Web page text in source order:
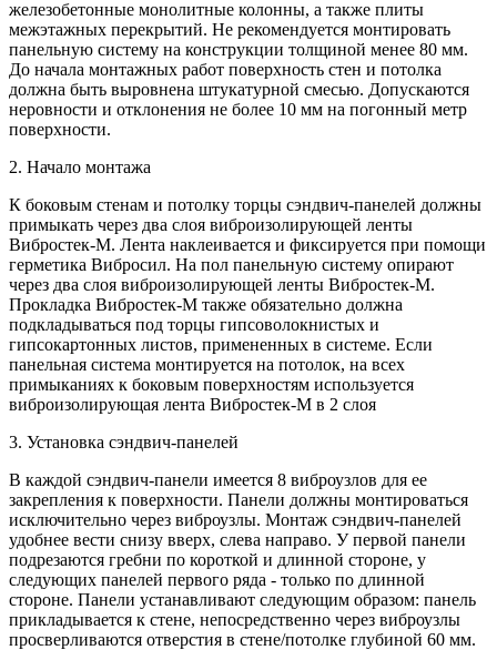
железобетонные монолитные колонны, а также плиты
межэтажных перекрытий. Не рекомендуется монтировать
панельную систему на конструкции толщиной менее 80 мм.
До начала монтажных работ поверхность стен и потолка
должна быть выровнена штукатурной смесью. Допускаются
неровности и отклонения не более 10 мм на погонный метр
поверхности.
2. Начало монтажа
К боковым стенам и потолку торцы сэндвич-панелей должны
примыкать через два слоя виброизолирующей ленты
Вибростек-М. Лента наклеивается и фиксируется при помощи
герметика Вибросил. На пол панельную систему опирают
через два слоя виброизолирующей ленты Вибростек-М.
Прокладка Вибростек-М также обязательно должна
подкладываться под торцы гипсоволокнистых и
гипсокартонных листов, примененных в системе. Если
панельная система монтируется на потолок, на всех
примыканиях к боковым поверхностям используется
виброизолирующая лента Вибростек-М в 2 слоя
3. Установка сэндвич-панелей
В каждой сэндвич-панели имеется 8 виброузлов для ее
закрепления к поверхности. Панели должны монтироваться
исключительно через виброузлы. Монтаж сэндвич-панелей
удобнее вести снизу вверх, слева направо. У первой панели
подрезаются гребни по короткой и длинной стороне, у
следующих панелей первого ряда - только по длинной
стороне. Панели устанавливают следующим образом: панель
прикладывается к стене, непосредственно через виброузлы
просверливаются отверстия в стене/потолке глубиной 60 мм.